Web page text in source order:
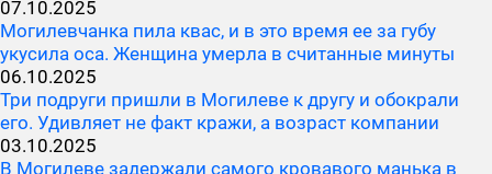
07.10.2025
Могилевчанка пила квас, и в это время ее за губу
укусила оса. Женщина умерла в считанные минуты
06.10.2025
Три подруги пришли в Могилеве к другу и обокрали
его. Удивляет не факт кражи, а возраст компании
03.10.2025
В Могилеве задержали самого кровавого манька в